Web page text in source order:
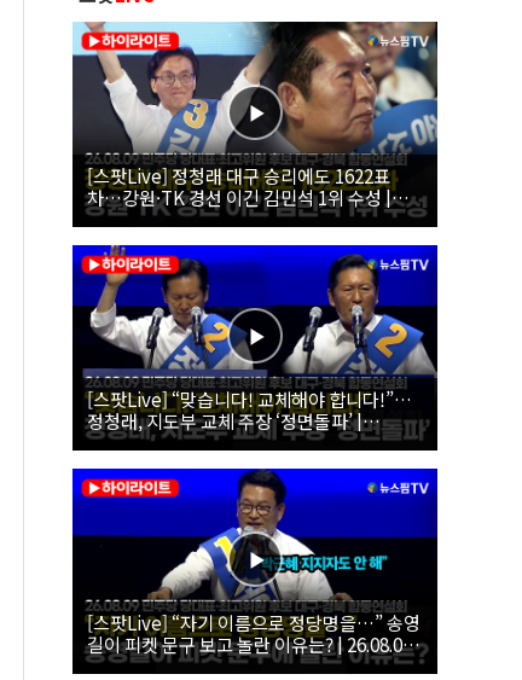
[스팟Live] 정청래 대구 승리에도 1622표
차…강원·TK 경선 이긴 김민석 1위 수성 |
26.08.09 더불어민주당 당대표·최고위원 후
보 대구·경북 합동연설회
[스팟Live] “맞습니다! 교체해야 합니다!”…
정청래, 지도부 교체 주장 ‘정면돌파’ |
26.08.09 더불어민주당 당대표·최고위원 후
보 대구·경북 합동연설회
[스팟Live] “자기 이름으로 정당명을…” 송영
길이 피켓 문구 보고 놀란 이유는? | 26.08.09
더불어민주당 당대표·최고위원 후보 대구·경